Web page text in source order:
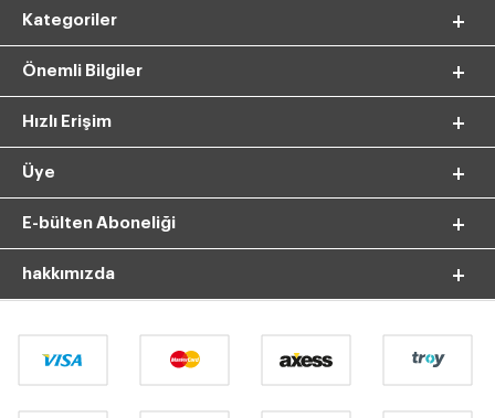
Kategoriler
Önemli Bilgiler
Hızlı Erişim
Üye
E-bülten Aboneliği
hakkımızda